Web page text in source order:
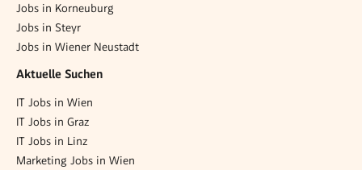
Jobs in Korneuburg
Jobs in Steyr
Jobs in Wiener Neustadt
Aktuelle Suchen
IT Jobs in Wien
IT Jobs in Graz
IT Jobs in Linz
Marketing Jobs in Wien